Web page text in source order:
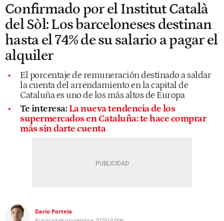
Confirmado por el Institut Català
del Sòl: Los barceloneses destinan
hasta el 74% de su salario a pagar el
alquiler
El porcentaje de remuneración destinado a saldar
la cuenta del arrendamiento en la capital de
Cataluña es uno de los más altos de Europa
Te interesa:La nueva tendencia de los
supermercados en Cataluña: te hace comprar
más sin darte cuenta
Darío Portela